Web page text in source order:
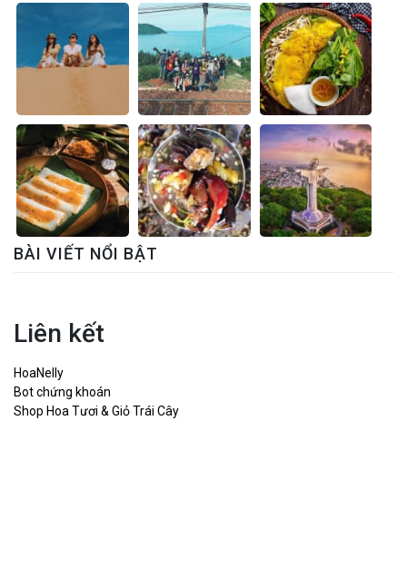
BÀI VIẾT NỔI BẬT
Liên kết
HoaNelly
Bot chứng khoán
Shop Hoa Tươi & Giỏ Trái Cây